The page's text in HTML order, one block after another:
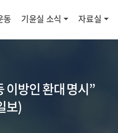
동 기윤실 소식 자료실
이방인 환대 명시”
보)